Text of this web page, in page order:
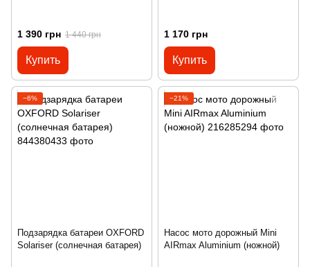
1 390 грн 1 440 грн
Купить
1 170 грн
Купить
−6%
Подзарядка батареи OXFORD
Solariser (солнечная батарея)
−21%
Насос мото дорожный Mini
AIRmax Aluminium (ножной)